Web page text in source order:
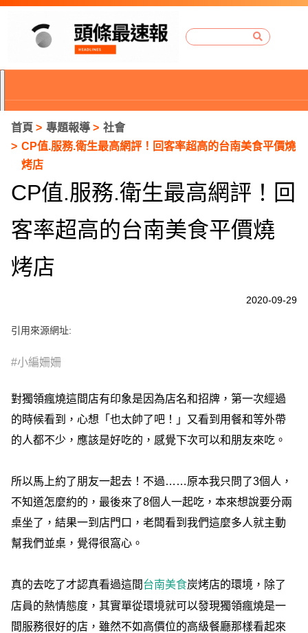
首頁 專題報導
社會
CP值.服務.衛生最高網評！回客率超高的台南美食平價燒
烤店
CP值.服務.衛生最高網評！回
客率超高的台南美食平價燒
烤店
2020-09-29
引用來源網址:
#小編姍姍
對獨領瘋燒這間店有印象是因為店名和招牌，第一次經過
的時候看到，心想「也太帥了吧！」又看到用餐和等外帶
的人都不少，應該是好吃的，感覺下次可以和朋友來吃。
所以馬上約了朋友一起去！不過……原本我只問了3個人，
不知道怎麼約的，最後來了8個人一起吃，本來想說要分兩
桌坐了，結果一到店門口，老闆看到我們這麼多人就主動
幫我們並桌，覺得很窩心。
真的去吃了才認真看過這間台南美食炭烤店的環境，除了
店員的熱情態度，其實單從環境就可以發現獨領瘋燒是一
間服務很好的店，雖然不如高價位的高級餐廳那樣看起來